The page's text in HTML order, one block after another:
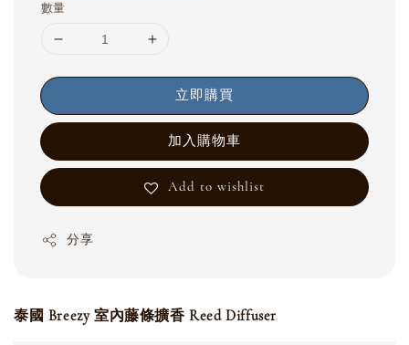
數量
立即購買
加入購物車
Add to wishlist
分享
泰國 Breezy 室內藤條擴香 Reed Diffuser